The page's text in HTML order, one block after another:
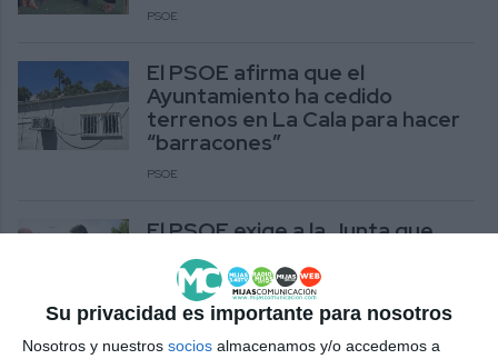
Su privacidad es importante para nosotros
Nosotros y nuestros socios almacenamos y/o accedemos a
PSOE
El PSOE afirma que el
Ayuntamiento ha cedido
terrenos en La Cala para hacer
“barracones”
PSOE
El PSOE exige a la Junta que
retome en Mijas el plan de
eliminación de aulas
prefabricadas